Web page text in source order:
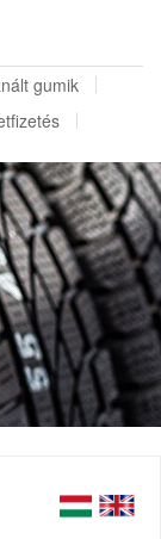
gumik